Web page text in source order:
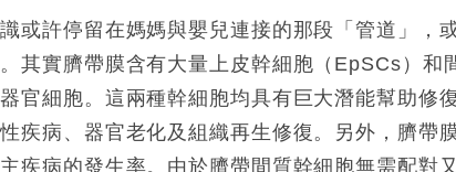
或許停留在媽媽與嬰兒連接的那段「管道」，
其實臍帶膜含有大量上皮幹細胞（EpSCs）和
官細胞。這兩種幹細胞均具有巨大潛能幫助修
疾病、器官老化及組織再生修復。另外，臍帶
疾病的發生率。由於臍帶間質幹細胞無需配對